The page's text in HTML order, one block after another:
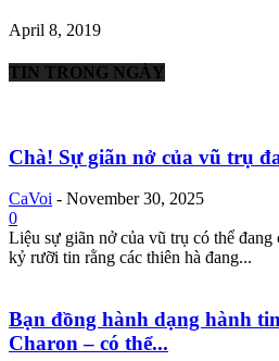
April 8, 2019
TIN TRONG NGÀY
Chà! Sự giãn nở của vũ trụ
CaVoi - November 30, 2025
0
Liệu sự giãn nở của vũ trụ có thể đang
kỷ rưỡi tin rằng các thiên hà đang...
Bạn đồng hành dạng hành
Charon – có thể...